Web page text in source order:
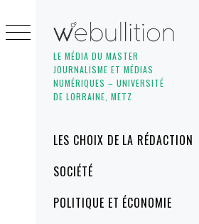
LE MÉDIA DU MASTER
JOURNALISME ET MÉDIAS
NUMÉRIQUES – UNIVERSITÉ
DE LORRAINE, METZ
MenuLES CHOIX DE LA RÉDACTION
SOCIÉTÉ
POLITIQUE ET ÉCONOMIE
to
content